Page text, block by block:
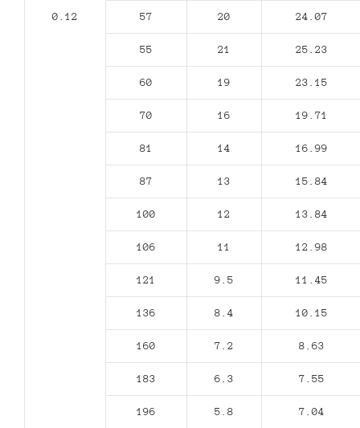
0.12 57 20 24.07
55 21 25.23
60 19 23.15
70 16 19.71
81 14 16.99
87 13 15.84
100 12 13.84
106 11 12.98
121 9.5 11.45
136 8.4 10.15
160 7.2 8.63
183 6.3 7.55
196 5.8 7.04